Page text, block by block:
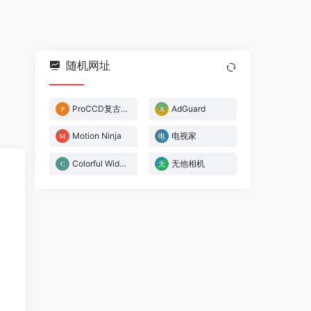
随机网址
ProCCD复古CCD相机 AdGuard
Motion Ninja 电视家
Colorful Widget 无他相机